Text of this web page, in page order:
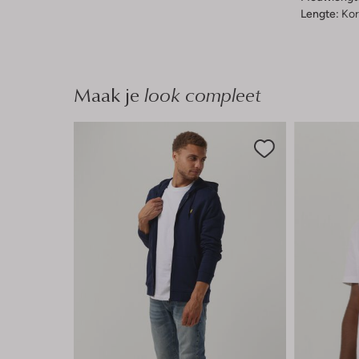
Lengte:
Maak je look compleet